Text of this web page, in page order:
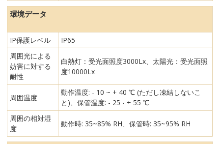
環境データ
IP保護レベル
IP65
周囲光による
妨害に対する
耐性
白熱灯：受光面照度3000Lx、太陽光：受光面照
度10000Lx
周囲温度
動作温度: - 10 ~ + 40 ℃ (ただし凍結しないこ
と)、保管温度: - 25 - + 55 ℃
周囲の相対湿
度
動作時: 35~85% RH、保管時: 35~95% RH